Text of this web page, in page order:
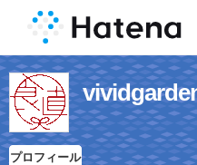
プロフィール